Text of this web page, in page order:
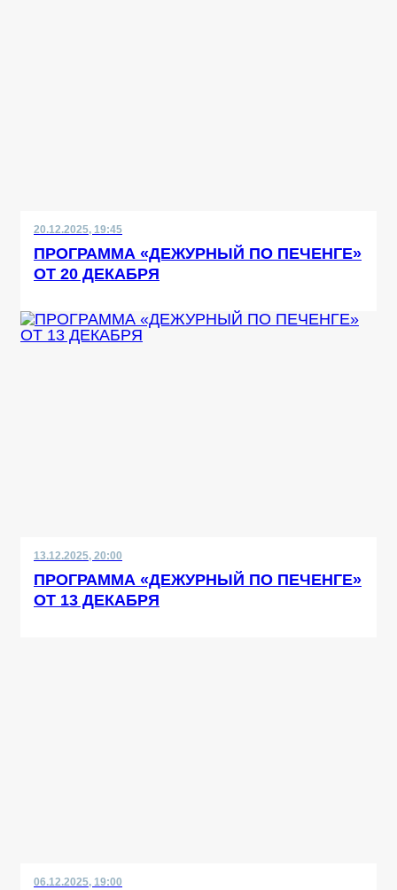
20.12.2025, 19:45
ПРОГРАММА «ДЕЖУРНЫЙ ПО ПЕЧЕНГЕ»
ОТ 20 ДЕКАБРЯ
13.12.2025, 20:00
ПРОГРАММА «ДЕЖУРНЫЙ ПО ПЕЧЕНГЕ»
ОТ 13 ДЕКАБРЯ
06.12.2025, 19:00